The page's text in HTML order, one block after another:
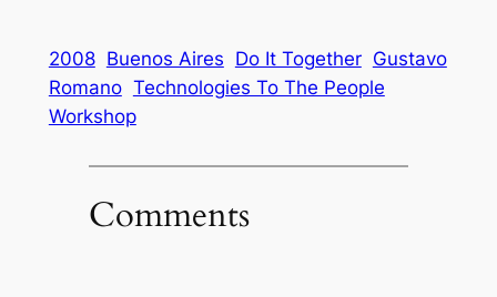
2008 Buenos Aires Do It Together Gustavo
Romano Technologies To The People
Workshop
Comments